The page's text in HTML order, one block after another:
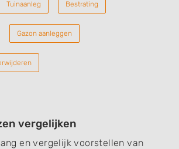
Tuinaanleg Bestrating
Gazon aanleggen
vergelijken
en vergelijk voorstellen van